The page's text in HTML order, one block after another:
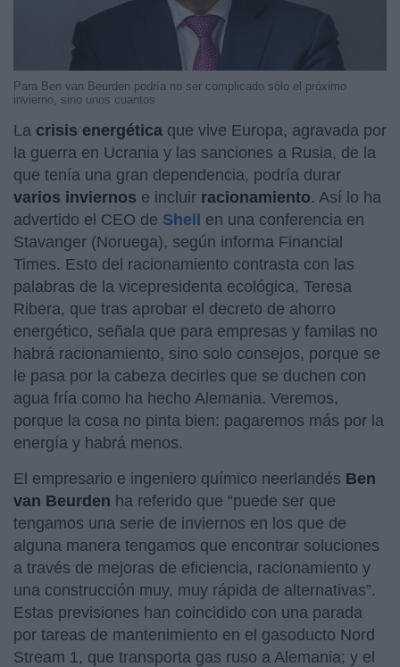
Para Ben van Beurden podría no ser complicado sólo el próximo
invierno, sino unos cuantos
La crisis energética que vive Europa, agravada por
la guerra en Ucrania y las sanciones a Rusia, de la
que tenía una gran dependencia, podría durar
varios inviernos e incluir racionamiento. Así lo ha
advertido el CEO de Shell en una conferencia en
Stavanger (Noruega), según informa Financial
Times. Esto del racionamiento contrasta con las
palabras de la vicepresidenta ecológica, Teresa
Ribera, que tras aprobar el decreto de ahorro
energético, señala que para empresas y familas no
habrá racionamiento, sino solo consejos, porque se
le pasa por la cabeza decirles que se duchen con
agua fría como ha hecho Alemania. Veremos,
porque la cosa no pinta bien: pagaremos más por la
energía y habrá menos.
El empresario e ingeniero químico neerlandés Ben
van Beurden ha referido que “puede ser que
tengamos una serie de inviernos en los que de
alguna manera tengamos que encontrar soluciones
a través de mejoras de eficiencia, racionamiento y
una construcción muy, muy rápida de alternativas”.
Estas previsiones han coincidido con una parada
por tareas de mantenimiento en el gasoducto Nord
Stream 1, que transporta gas ruso a Alemania; y el